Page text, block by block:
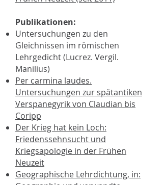
Publikationen:
Untersuchungen zu den
Gleichnissen im römischen
Lehrgedicht (Lucrez. Vergil.
Manilius)
Per carmina laudes.
Untersuchungen zur spätantiken
Verspanegyrik von Claudian bis
Coripp
Der Krieg hat kein Loch:
Friedenssehnsucht und
Kriegsapologie in der Frühen
Neuzeit
Geographische Lehrdichtung, in: